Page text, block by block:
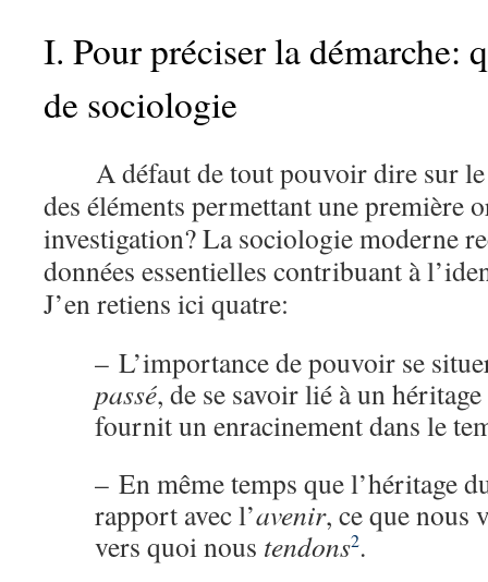
I. Pour préciser la démarche:
de sociologie
A défaut de tout pouvoir dire sur
des éléments permettant une première
investigation? La sociologie moderne
données essentielles contribuant à
J’en retiens ici quatre:
–L’importance de pouvoir se
passé, de se savoir lié à un
fournit un enracinement dans le
–En même temps que l’héritage
rapport avec l’avenir, ce que nous
vers quoi nous tendons2.